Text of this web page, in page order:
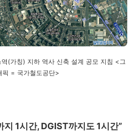
(가칭) 지하 역사 신축 설계 공모 지침 <그
픽 = 국가철도공단>
지 1시간, DGIST까지도 1시간”